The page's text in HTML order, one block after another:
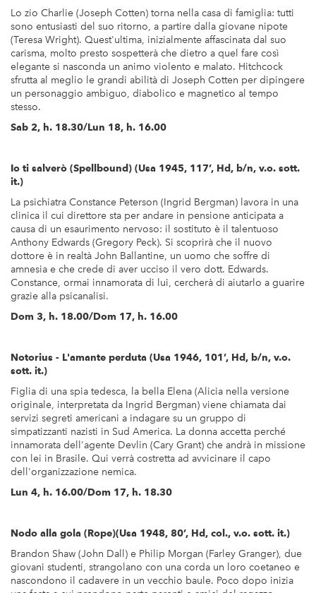
Lo zio Charlie (Joseph Cotten) torna nella casa di famiglia: tutti
sono entusiasti del suo ritorno, a partire dalla giovane nipote
(Teresa Wright). Quest'ultima, inizialmente affascinata dal suo
carisma, molto presto sospetterà che dietro a quel fare così
elegante si nasconda un animo violento e malato. Hitchcock
sfrutta al meglio le grandi abilità di Joseph Cotten per dipingere
un personaggio ambiguo, diabolico e magnetico al tempo
stesso.
Sab 2, h. 18.30/Lun 18, h. 16.00
Io ti salverò (Spellbound) (Usa 1945, 117’, Hd, b/n, v.o. sott.
it.)
La psichiatra Constance Peterson (Ingrid Bergman) lavora in una
clinica il cui direttore sta per andare in pensione anticipata a
causa di un esaurimento nervoso: il sostituto è il talentuoso
Anthony Edwards (Gregory Peck). Si scoprirà che il nuovo
dottore è in realtà John Ballantine, un uomo che soffre di
amnesia e che crede di aver ucciso il vero dott. Edwards.
Constance, ormai innamorata di lui, cercherà di aiutarlo a guarire
grazie alla psicanalisi.
Dom 3, h. 18.00/Dom 17, h. 16.00
Notorius - L'amante perduta (Usa 1946, 101’, Hd, b/n, v.o.
sott. it.)
Figlia di una spia tedesca, la bella Elena (Alicia nella versione
originale, interpretata da Ingrid Bergman) viene chiamata dai
servizi segreti americani a indagare su un gruppo di
simpatizzanti nazisti in Sud America. La donna accetta perché
innamorata dell'agente Devlin (Cary Grant) che andrà in missione
con lei in Brasile. Qui verrà costretta ad avvicinare il capo
dell'organizzazione nemica.
Lun 4, h. 16.00/Dom 17, h. 18.30
Nodo alla gola (Rope)(Usa 1948, 80’, Hd, col., v.o. sott. it.)
Brandon Shaw (John Dall) e Philip Morgan (Farley Granger), due
giovani studenti, strangolano con una corda un loro coetaneo e
nascondono il cadavere in un vecchio baule. Poco dopo inizia